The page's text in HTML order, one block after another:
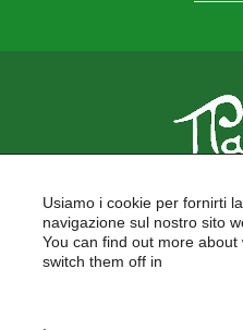
FORMAZIONE
FORMAZIONE
Usiamo i cookie per fornirti
navigazione sul nostro sito
You can find out more
switch them off in